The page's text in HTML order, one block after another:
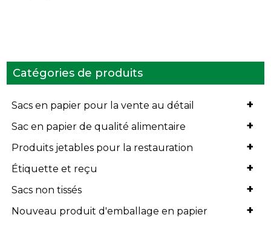
Catégories de produits
+
Sacs en papier pour la vente au détail
+
Sac en papier de qualité alimentaire
+
Produits jetables pour la restauration
+
Étiquette et reçu
+
Sacs non tissés
+
Nouveau produit d'emballage en papier